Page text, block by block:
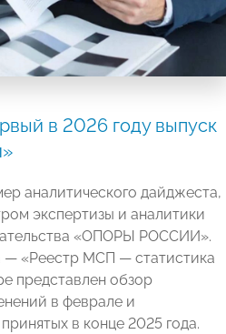
в 2026 году выпуск
аналитического дайджеста,
экспертизы и аналитики
«ОПОРЫ РОССИИ».
— «Реестр МСП — статистика
представлен обзор
в феврале и
в конце 2025 года.